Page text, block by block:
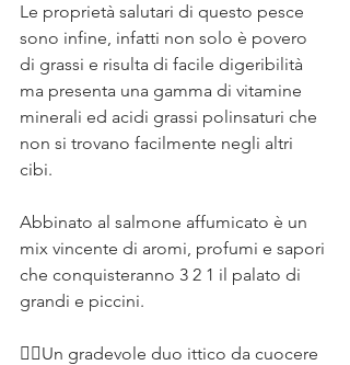
Le proprietà salutari di questo pesce
sono infine, infatti non solo è povero
di grassi e risulta di facile digeribilità
ma presenta una gamma di vitamine
minerali ed acidi grassi polinsaturi che
non si trovano facilmente negli altri
cibi.⠀
Abbinato al salmone affumicato è un
mix vincente di aromi, profumi e sapori
che conquisteranno 3 2 1 il palato di
grandi e piccini. ⠀
✌🏻Un gradevole duo ittico da cuocere